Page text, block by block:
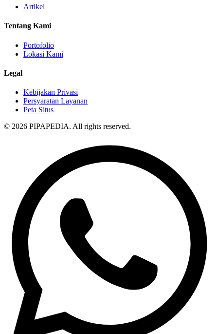
Artikel
Tentang Kami
Portofolio
Lokasi Kami
Legal
Kebijakan Privasi
Persyaratan Layanan
Peta Situs
© 2026 PIPAPEDIA. All rights reserved.